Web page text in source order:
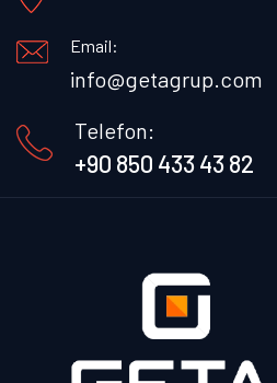
Email:
info@getagrup.com
Telefon:
+90 850 433 43 82